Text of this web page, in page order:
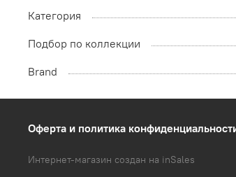
Категория
Подбор по коллекции
Brand
Оферта и политика
Интернет-магазин создан на inSales